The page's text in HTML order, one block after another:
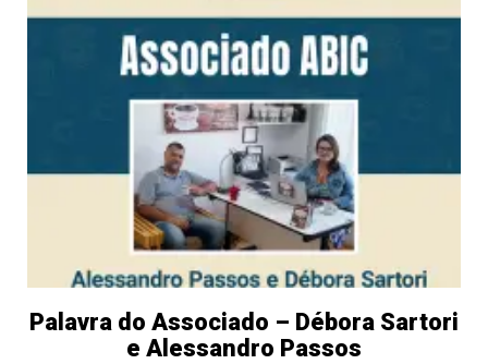
Palavra do Associado – Débora Sartori
e Alessandro Passos